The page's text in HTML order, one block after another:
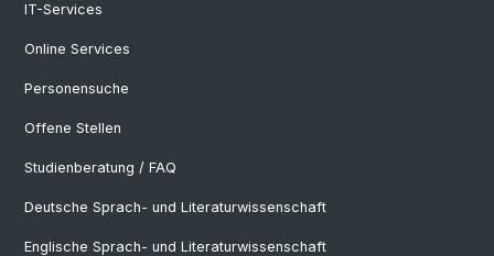
IT-Services
Online Services
Personensuche
Offene Stellen
Studienberatung / FAQ
Deutsche Sprach- und Literaturwissenschaft
Englische Sprach- und Literaturwissenschaft